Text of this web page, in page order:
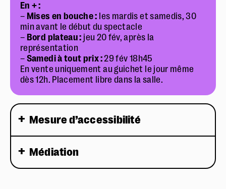
En + :
– Mises en bouche : les mardis et samedis, 30
min avant le début du spectacle
– Bord plateau : jeu 20 fév, après la
représentation
– Samedi à tout prix :29 fév 18h45
En vente uniquement au guichet le jour même
dès 12h. Placement libre dans la salle.
Mesure d’accessibilité
Médiation